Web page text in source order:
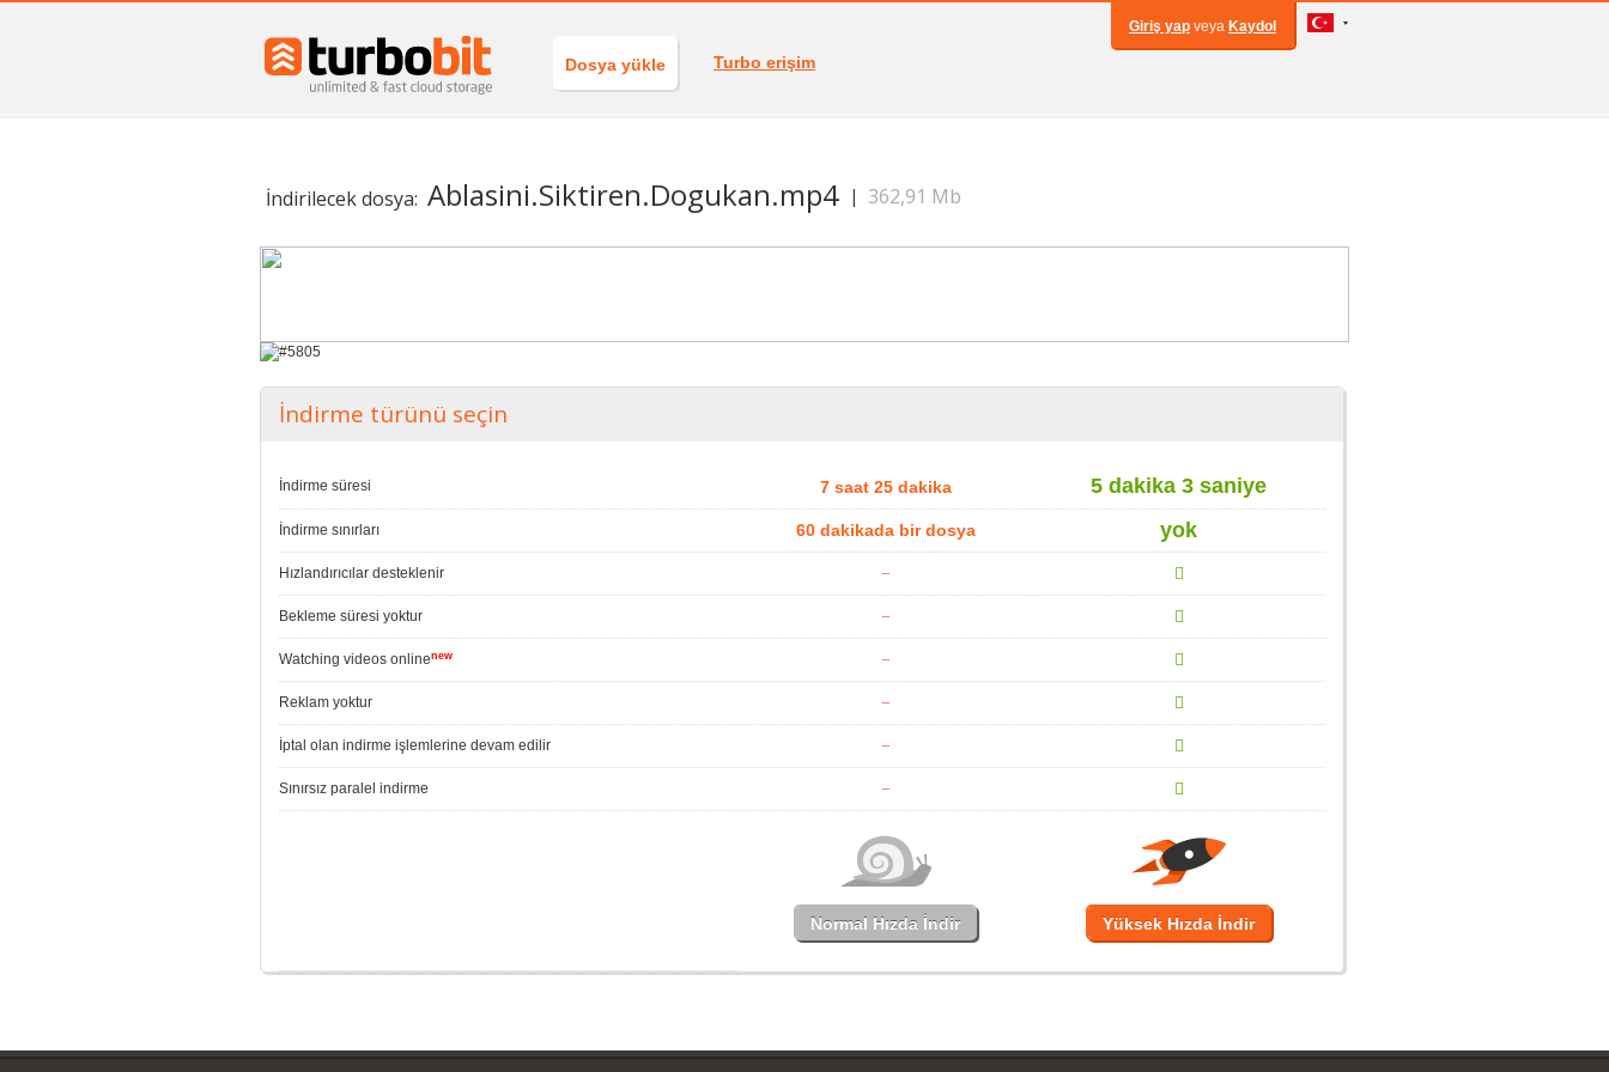
Giriş yap veya Kaydol
Dosya yükle Turbo erişim
İndirilecek dosya: Ablasini.Siktiren.Dogukan.mp4 | 362,91 Mb
İndirme türünü seçin
İndirme süresi 7 saat 25 dakika 5 dakika 3 saniye
İndirme sınırları 60 dakikada bir dosya yok
Hızlandırıcılar desteklenir
Bekleme süresi yoktur
Watching videos onlinenew
Reklam yoktur
İptal olan indirme işlemlerine devam edilir
Sınırsız paralel indirme
Normal Hızda İndir Yüksek Hızda İndir